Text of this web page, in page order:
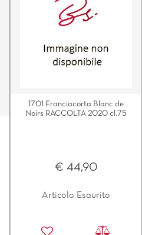
1701 Franciacorta Blanc de
Noirs RACCOLTA 2020 cl.75
€ 44,90
Articolo Esaurito